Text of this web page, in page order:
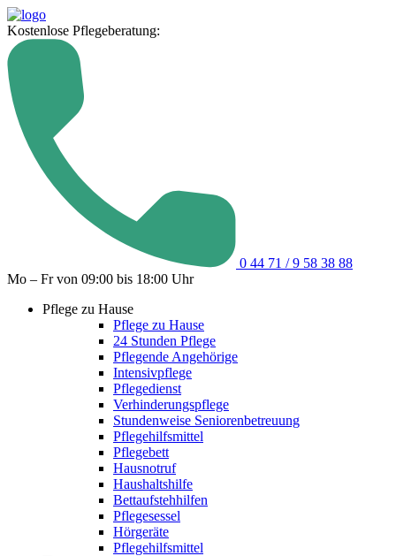
Kostenlose Pflegeberatung:
0 44 71 / 9 58 38 88
Mo – Fr von 09:00 bis 18:00 Uhr
Pflege zu Hause
Pflege zu Hause
24 Stunden Pflege
Pflegende Angehörige
Intensivpflege
Pflegedienst
Verhinderungspflege
Stundenweise Seniorenbetreuung
Pflegehilfsmittel
Pflegebett
Hausnotruf
Haushaltshilfe
Bettaufstehhilfen
Pflegesessel
Hörgeräte
Pflegehilfsmittel